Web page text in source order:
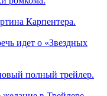
Карпентера.
идет о «Звездных
полный трейлер.